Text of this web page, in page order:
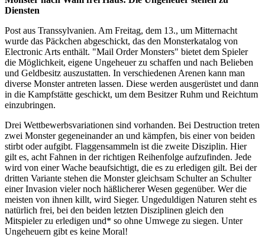
Diensten
Post aus Transsylvanien. Am Freitag, dem 13., um Mitternacht
wurde das Päckchen abgeschickt, das den Monsterkatalog von
Electronic Arts enthält. "Mail Order Monsters" bietet dem Spieler
die Möglichkeit, eigene Ungeheuer zu schaffen und nach Belieben
und Geldbesitz auszustatten. In verschiedenen Arenen kann man
diverse Monster antreten lassen. Diese werden ausgerüstet und dann
in die Kampfstätte geschickt, um dem Besitzer Ruhm und Reichtum
einzubringen.
Drei Wettbewerbsvariationen sind vorhanden. Bei Destruction treten
zwei Monster gegeneinander an und kämpfen, bis einer von beiden
stirbt oder aufgibt. Flaggensammeln ist die zweite Disziplin. Hier
gilt es, acht Fahnen in der richtigen Reihenfolge aufzufinden. Jede
wird von einer Wache beaufsichtigt, die es zu erledigen gilt. Bei der
dritten Variante stehen die Monster gleichsam Schulter an Schulter
einer Invasion vieler noch häßlicherer Wesen gegenüber. Wer die
meisten von ihnen killt, wird Sieger. Ungeduldigen Naturen steht es
natürlich frei, bei den beiden letzten Disziplinen gleich den
Mitspieler zu erledigen und* so ohne Umwege zu siegen. Unter
Ungeheuern gibt es keine Moral!